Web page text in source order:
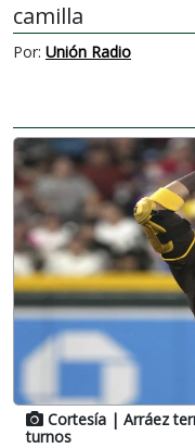
camilla
Por: Unión Radio
Cortesía | Arráez
turnos